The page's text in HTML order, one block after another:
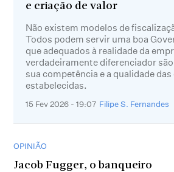
e criação de valor
Não existem modelos de
Todos podem servir uma boa
que adequados à realidade da
verdadeiramente diferenciador são
sua competência e a qualidade
estabelecidas.
15 Fev 2026 - 19:07 Filipe S. Fernandes
OPINIÃO
Jacob Fugger, o banqueiro